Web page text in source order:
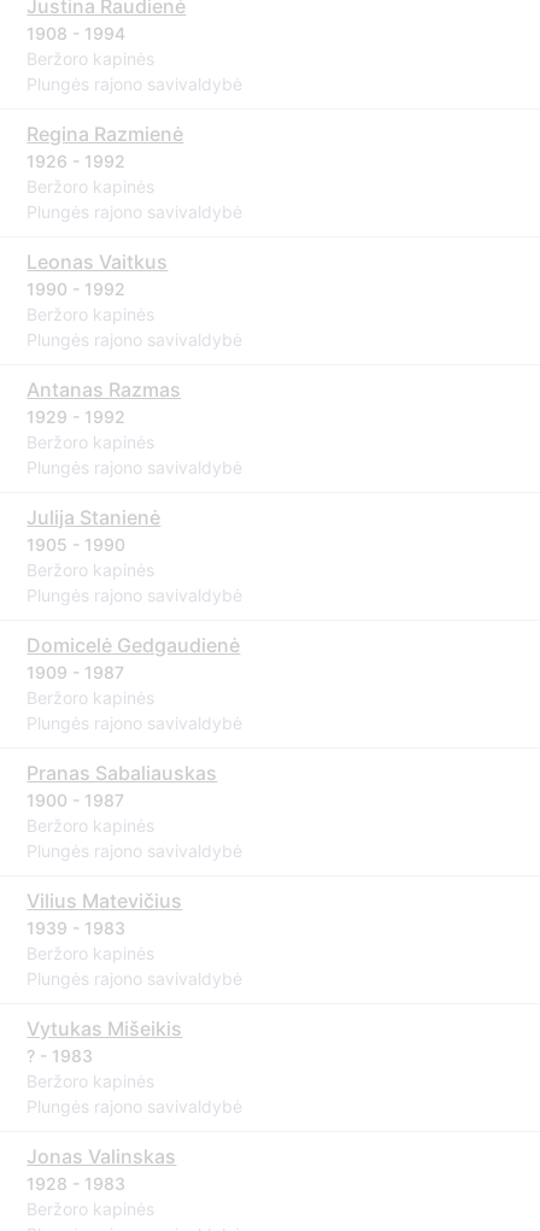
Justina Raudienė
1908 - 1994
Beržoro kapinės
Plungės rajono savivaldybė
Regina Razmienė
1926 - 1992
Beržoro kapinės
Plungės rajono savivaldybė
Leonas Vaitkus
1990 - 1992
Beržoro kapinės
Plungės rajono savivaldybė
Antanas Razmas
1929 - 1992
Beržoro kapinės
Plungės rajono savivaldybė
Julija Stanienė
1905 - 1990
Beržoro kapinės
Plungės rajono savivaldybė
Domicelė Gedgaudienė
1909 - 1987
Beržoro kapinės
Plungės rajono savivaldybė
Pranas Sabaliauskas
1900 - 1987
Beržoro kapinės
Plungės rajono savivaldybė
Vilius Matevičius
1939 - 1983
Beržoro kapinės
Plungės rajono savivaldybė
Vytukas Mišeikis
? - 1983
Beržoro kapinės
Plungės rajono savivaldybė
Jonas Valinskas
1928 - 1983
Beržoro kapinės